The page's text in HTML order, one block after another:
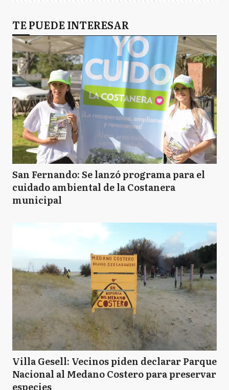
TE PUEDE INTERESAR
San Fernando: Se lanzó programa para el
cuidado ambiental de la Costanera
municipal
Villa Gesell: Vecinos piden declarar Parque
Nacional al Medano Costero para preservar
especies